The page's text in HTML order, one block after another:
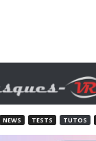
NEWS TESTS TUTOS